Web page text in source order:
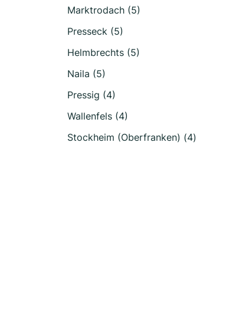
Marktrodach (5)
Presseck (5)
Helmbrechts (5)
Naila (5)
Pressig (4)
Wallenfels (4)
Stockheim (Oberfranken) (4)